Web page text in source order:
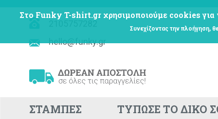
Στο Funky T-shirt.gr χρησιμοποιούμε cookies για
Συνεχίζοντας την πλοήγηση,
hello@funky.gr
ΣΤΑΜΠΕΣ ΤΥΠΩΣΕ ΤΟ ΔΙΚΟ